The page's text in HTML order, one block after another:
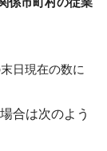
日現在の数に
合は次のよう